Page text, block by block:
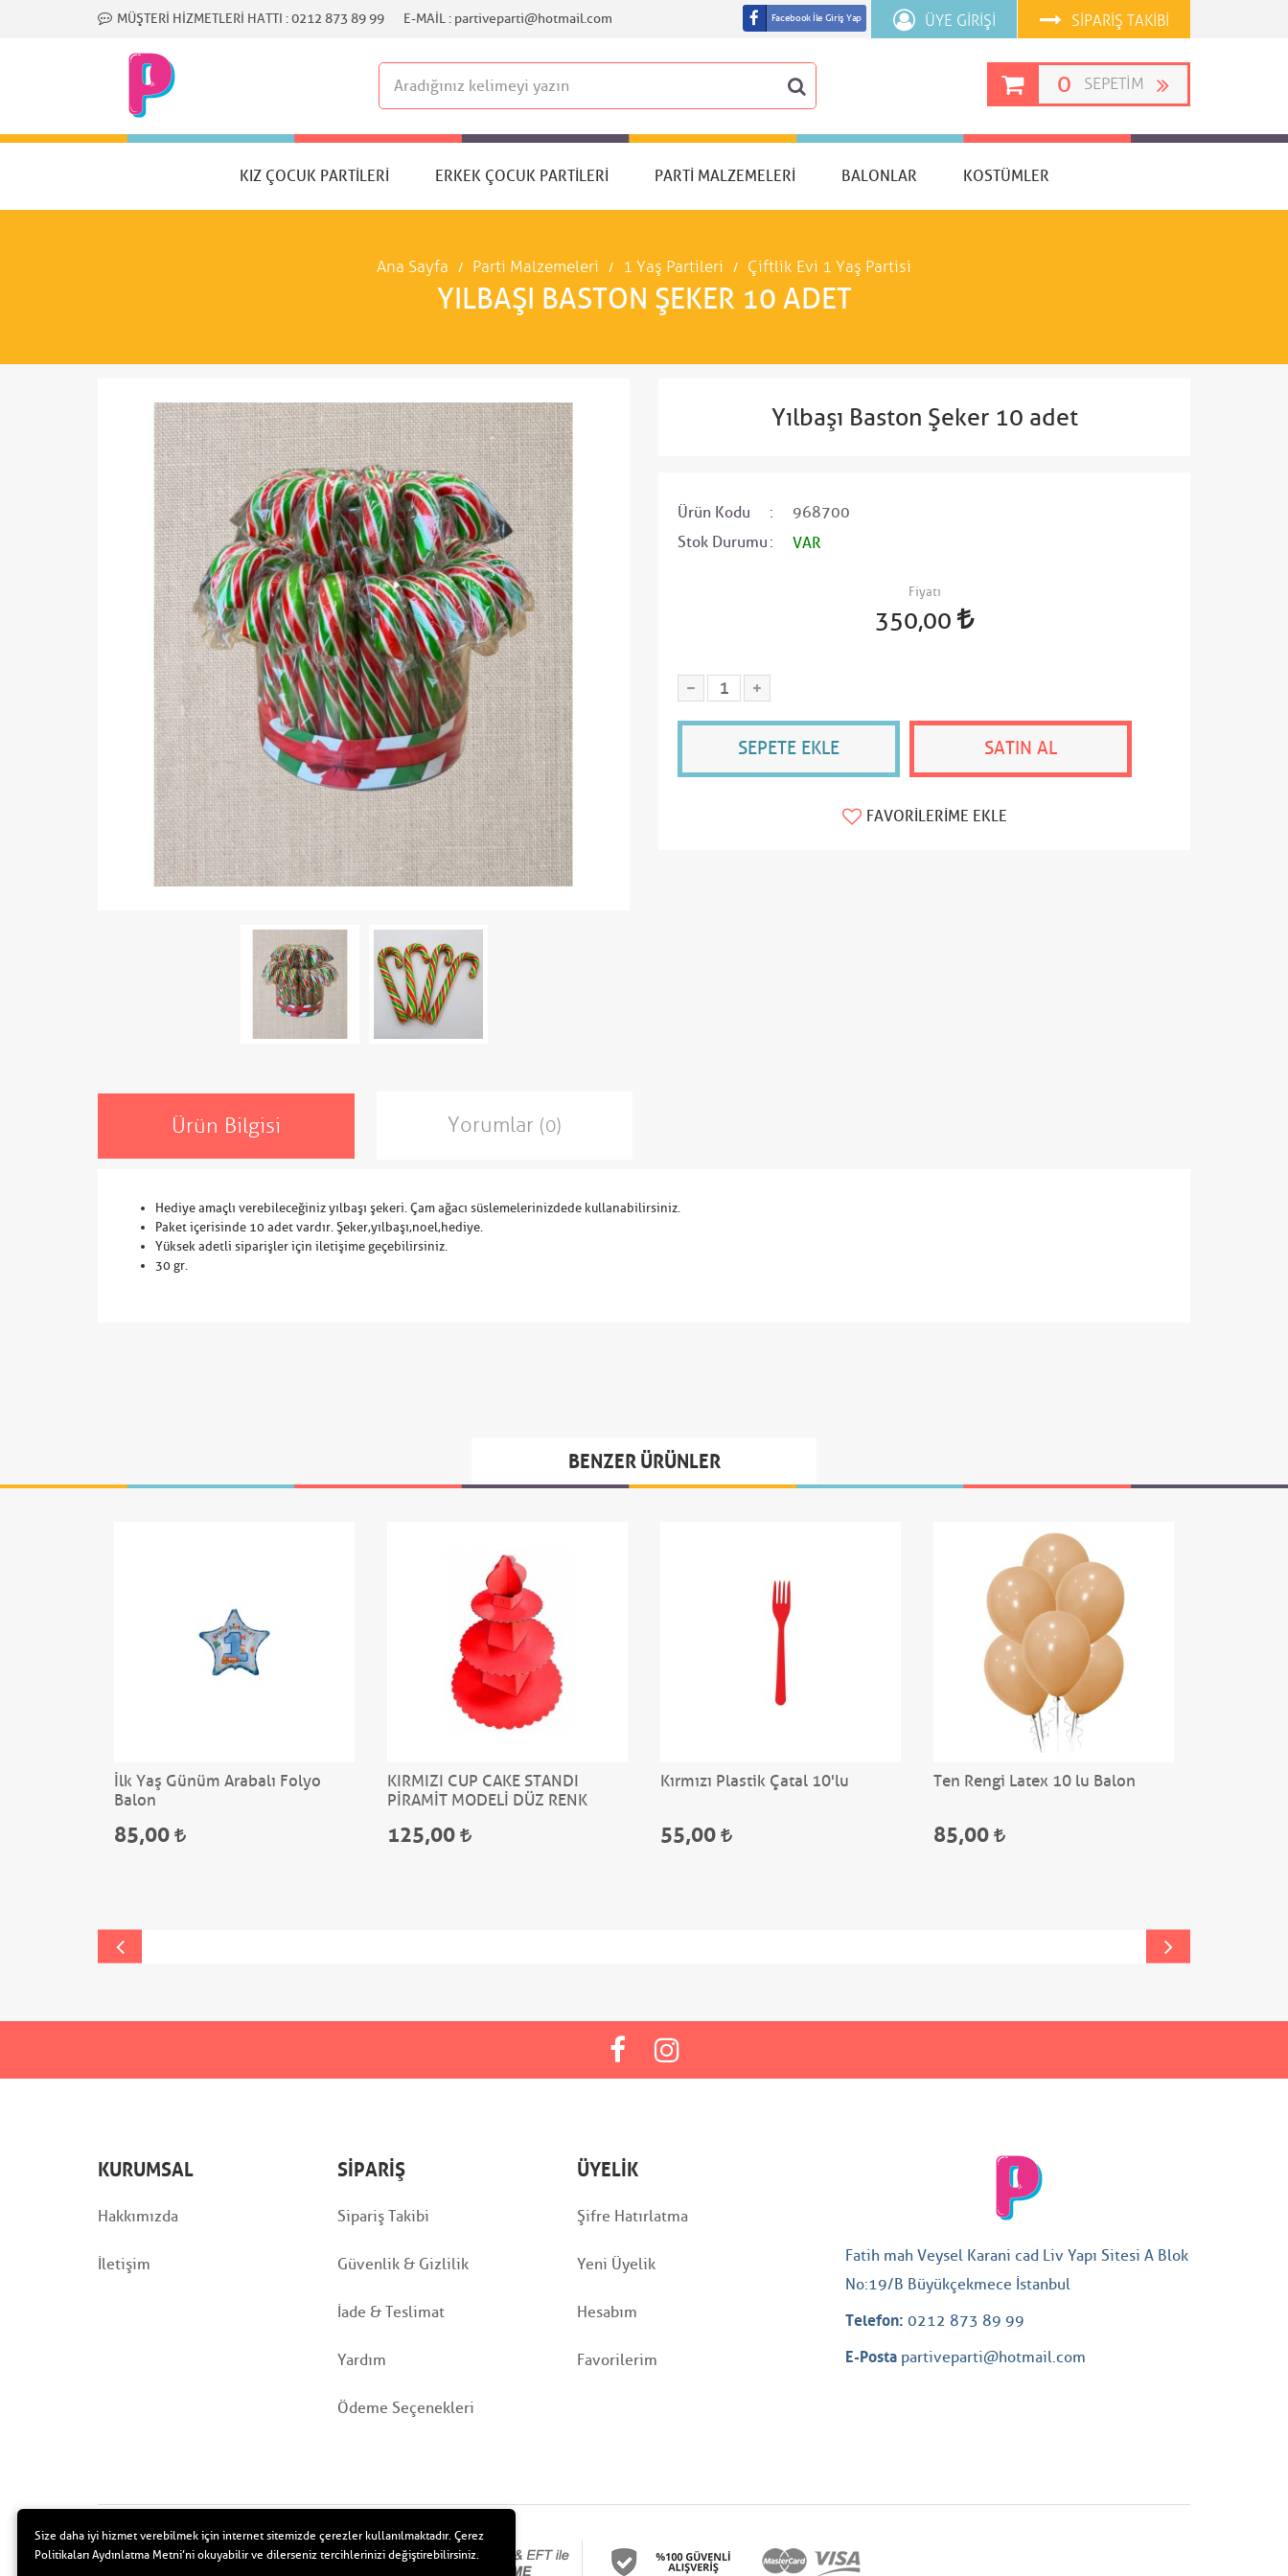
MÜŞTERI HIZMETLERI HATTI :0212 873 89 99 E-MAIL : partiveparti@hotmail.com SIPARIŞ TAKIBI
ÜYE GIRIŞI
Facebook İle Giriş Yap
0 SEPETIM
KIZ ÇOCUK PARTILERI ERKEK ÇOCUK PARTILERI PARTI MALZEMELERI BALONLAR KOSTÜMLER
Ana Sayfa Parti Malzemeleri 1 Yaş Partileri Çiftlik Evi 1 Yaş Partisi
YILBAŞI BASTON ŞEKER 10 ADET
Yılbaşı Baston Şeker 10 adet
Ürün Kodu
968700
Stok Durumu
VAR
Fiyatı
350,00
SEPETE EKLE SATIN AL
FAVORILERIME EKLE
Ürün Bilgisi Yorumlar (0)
Hediye amaçlı verebileceğiniz yılbaşı şekeri. Çam ağacı süslemelerinizdede kullanabilirsiniz.
Paket içerisinde 10 adet vardır. Şeker,yılbaşı,noel,hediye.
Yüksek adetli siparişler için iletişime geçebilirsiniz.
30 gr.
BENZER ÜRÜNLER
İlk Yaş Günüm Arabalı Folyo
Balon
85,00
KIRMIZI CUP CAKE STANDI
PİRAMİT MODELİ DÜZ RENK
125,00
Kırmızı Plastik Çatal 10'lu
55,00
Ten Rengi Latex 10 lu Balon
85,00
KURUMSAL
Hakkımızda
İletişim
SIPARIŞ
Sipariş Takibi
Güvenlik & Gizlilik
İade & Teslimat
Yardım
Ödeme Seçenekleri
ÜYELIK
Şifre Hatırlatma
Yeni Üyelik
Hesabım
Favorilerim
Fatih mah Veysel Karani cad Liv Yapı Sitesi A Blok
No:19/B Büyükçekmece İstanbul
Telefon: 0212 873 89 99
E-Posta partiveparti@hotmail.com
Size daha iyi hizmet verebilmek için internet sitemizde çerezler kullanılmaktadır. Çerez
Politikaları Aydınlatma Metni’ni okuyabilir ve dilerseniz tercihlerinizi değiştirebilirsiniz.